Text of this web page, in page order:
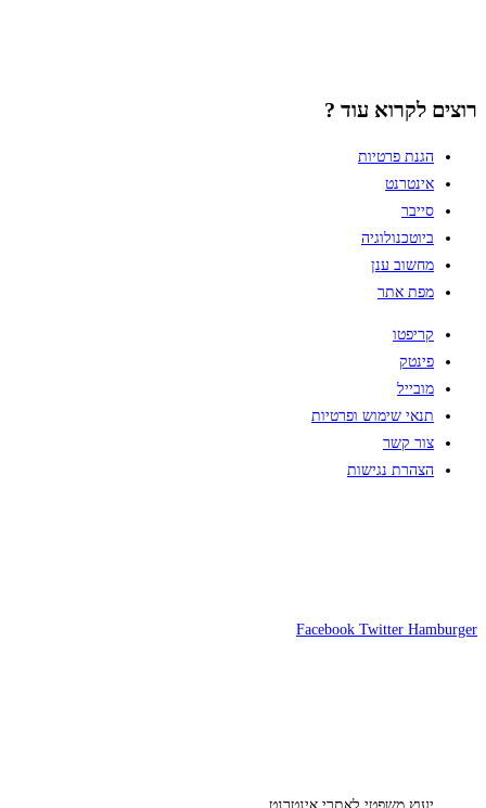
רוצים לקרוא עוד ?
הגנת פרטיות
אינטרנט
סייבר
ביוטכנולוגיה
מחשוב ענן
מפת אתר
קריפטו
פינטק
מובייל
תנאי שימוש ופרטיות
צור קשר
הצהרת נגישות
Facebook Twitter Hamburger